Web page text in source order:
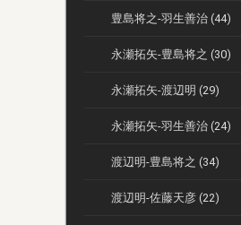
豊島将之-羽生善治 (44)
永瀬拓矢-豊島将之 (30)
永瀬拓矢-渡辺明 (29)
永瀬拓矢-羽生善治 (24)
渡辺明-豊島将之 (34)
渡辺明-佐藤天彦 (22)